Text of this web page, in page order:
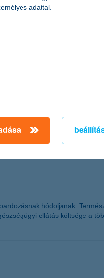
hódoljanak.
ellátás költsége a
adattal.